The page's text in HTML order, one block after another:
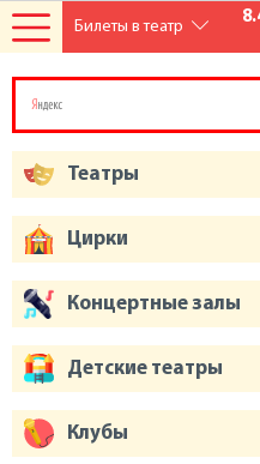
Театры
Цирки
Концертные залы
Детские театры
Клубы
Билеты в театр